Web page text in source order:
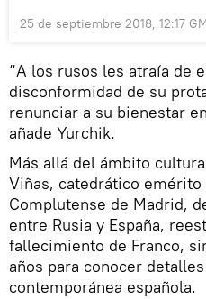
25 de septiembre 2018, 12:17
“A los rusos les atraía de
disconformidad de su
renunciar a su bienestar
añade Yurchik.
Más allá del ámbito
Viñas, catedrático emérito
Complutense de Madrid,
entre Rusia y España,
fallecimiento de Franco,
años para conocer
contemporánea española.